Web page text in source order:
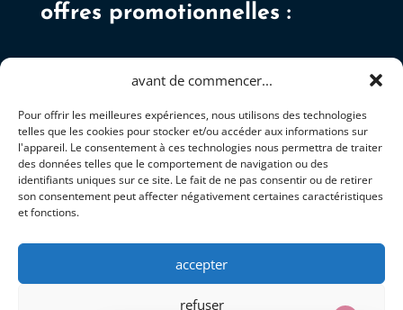
avant de commencer...
Pour offrir les meilleures expériences, nous utilisons des technologies
telles que les cookies pour stocker et/ou accéder aux informations sur
l'appareil. Le consentement à ces technologies nous permettra de traiter
des données telles que le comportement de navigation ou des
identifiants uniques sur ce site. Le fait de ne pas consentir ou de retirer
son consentement peut affecter négativement certaines caractéristiques
et fonctions.
accepter
refuser
offres promotionnelles :
S'ABONNER